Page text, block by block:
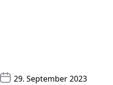
29. September 2023